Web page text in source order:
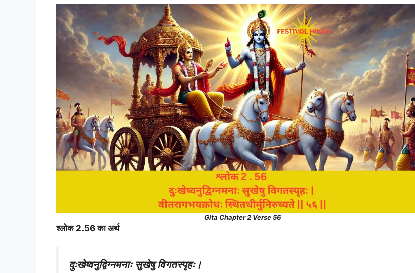
Gita Chapter 2 Verse 56
श्लोक 2.56 का अर्थ
दुःखेष्वनुद्विग्नमनाः सुखेषु विगतस्पृहः।